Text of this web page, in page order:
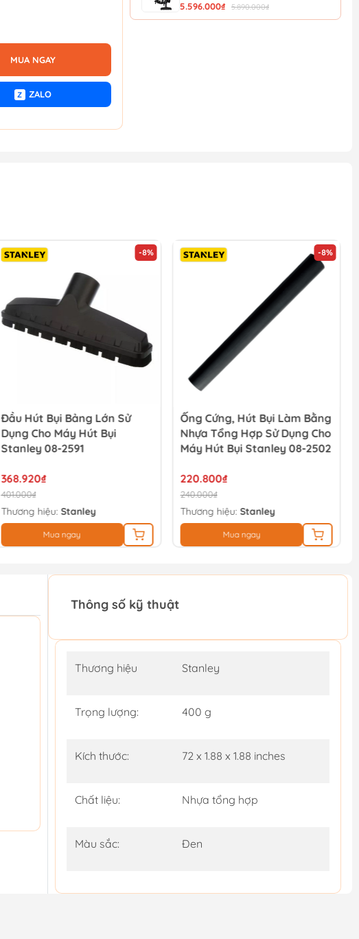
MUA NGAY
Z ZALO
5.596.000₫ 5.890.000₫
-8%
Đầu Hút Bụi Bảng Lớn Sử
Dụng Cho Máy Hút Bụi
Stanley 08-2591
368.920₫
401.000₫
Thương hiệu: Stanley
Mua ngay
-8%
Ống Cứng, Hút Bụi Làm Bằng
Nhựa Tổng Hợp Sử Dụng Cho
Máy Hút Bụi Stanley 08-2502
220.800₫
240.000₫
Thương hiệu: Stanley
Mua ngay
Thông số kỹ thuật
Thương hiệu Stanley
Trọng lượng: 400 g
Kích thước: 72 x 1.88 x 1.88 inches
Chất liệu: Nhựa tổng hợp
Màu sắc: Đen